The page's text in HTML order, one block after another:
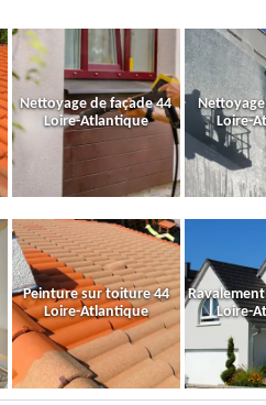
Nettoyage de façade 44
Loire-Atlantique
Loire-
Peinture sur toiture 44
Loire-Atlantique
Loire-